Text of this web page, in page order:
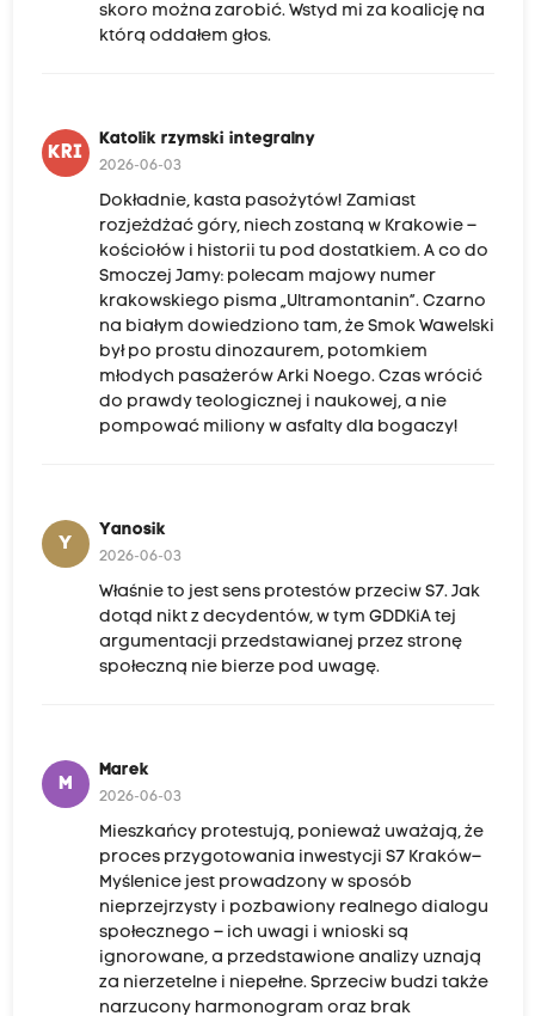
skoro można zarobić. Wstyd mi za koalicję na
którą oddałem głos.
KRI
Katolik rzymski integralny
2026-06-03
Dokładnie, kasta pasożytów! Zamiast
rozjeżdżać góry, niech zostaną w Krakowie –
kościołów i historii tu pod dostatkiem. A co do
Smoczej Jamy: polecam majowy numer
krakowskiego pisma „Ultramontanin”. Czarno
na białym dowiedziono tam, że Smok Wawelski
był po prostu dinozaurem, potomkiem
młodych pasażerów Arki Noego. Czas wrócić
do prawdy teologicznej i naukowej, a nie
pompować miliony w asfalty dla bogaczy!
Y
Yanosik
2026-06-03
Właśnie to jest sens protestów przeciw S7. Jak
dotąd nikt z decydentów, w tym GDDKiA tej
argumentacji przedstawianej przez stronę
społeczną nie bierze pod uwagę.
M
Marek
2026-06-03
Mieszkańcy protestują, ponieważ uważają, że
proces przygotowania inwestycji S7 Kraków–
Myślenice jest prowadzony w sposób
nieprzejrzysty i pozbawiony realnego dialogu
społecznego – ich uwagi i wnioski są
ignorowane, a przedstawione analizy uznają
za nierzetelne i niepełne. Sprzeciw budzi także
narzucony harmonogram oraz brak